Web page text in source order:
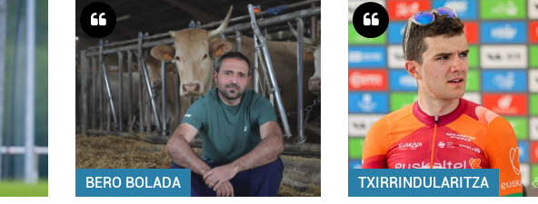
BERO BOLADA TXIRRINDULARITZA